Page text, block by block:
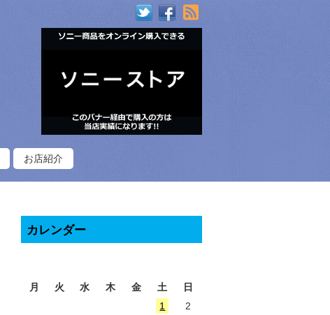
お店紹介
カレンダー
月 火 水 木 金 土
日
1
2